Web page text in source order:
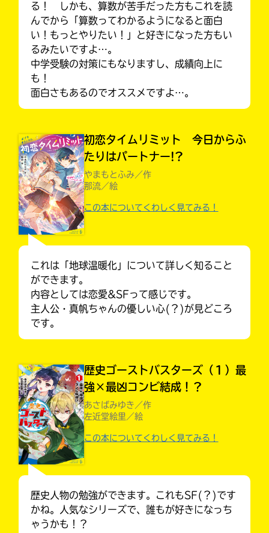
見られる
る！ しかも、算数が苦手だった方もこれを読
んでから「算数ってわかるようになると面白
い！もっとやりたい！」と好きになった方もい
るみたいですよ…。
中学受験の対策にもなりますし、成績向上に
も！
面白さもあるのでオススメですよ…。
初恋タイムリミット 今日からふ
たりはパートナー!?
やまもとふみ／作
那流／絵
この本についてくわしく見てみる！
これは「地球温暖化」について詳しく知ること
ができます。
内容としては恋愛&SFって感じです。
主人公・真帆ちゃんの優しい心(？)が見どころ
です。
歴史ゴーストバスターズ（１）最
強×最凶コンビ結成！？
あさばみゆき／作
左近堂絵里／絵
この本についてくわしく見てみる！
歴史人物の勉強ができます。これもSF(？)です
かね。人気なシリーズで、誰もが好きになっち
ゃうかも！？